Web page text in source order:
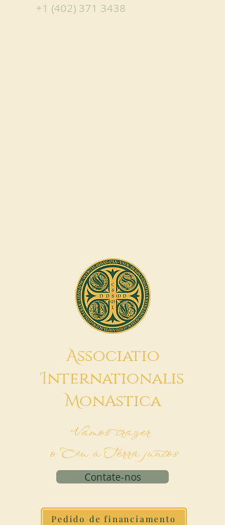
+1 (402) 371 3438
Associatio
Internationalis
MonAstica
Vamos trazer
o Céu à Terra juntos
Contate-nos
Pedido de financiamento